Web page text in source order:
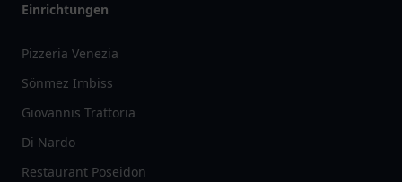
Einrichtungen
Pizzeria Venezia
Sönmez Imbiss
Giovannis Trattoria
Di Nardo
Restaurant Poseidon